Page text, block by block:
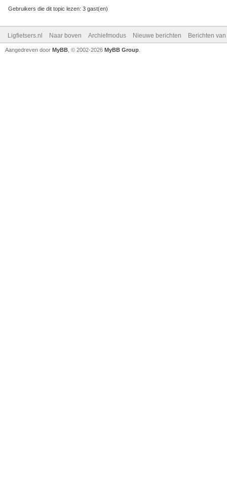
Gebruikers die dit topic lezen: 3 gast(en)
Ligfietsers.nl Naar boven Archiefmodus Nieuwe berichten Berichten
Aangedreven door MyBB , © 2002-2026 MyBB Group